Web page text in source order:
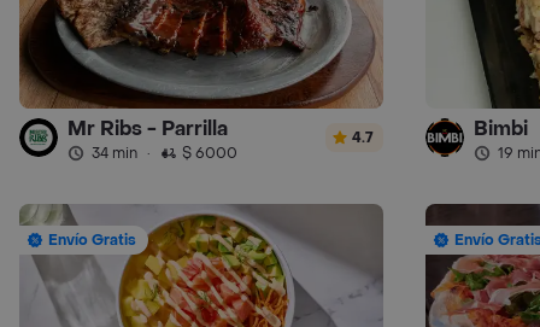
Mr Ribs - Parrilla
34 min · $ 6000
4.7 Bimbi
19
Envío Gratis Envío